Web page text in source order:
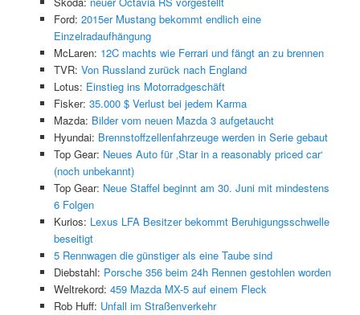
Ford: 2015er Mustang bekommt endlich eine
Einzelradaufhängung
McLaren: 12C machts wie Ferrari und fängt an zu brennen
TVR: Von Russland zurück nach England
Lotus: Einstieg ins Motorradgeschäft
Fisker: 35.000 $ Verlust bei jedem Karma
Mazda: Bilder vom neuen Mazda 3 aufgetaucht
Hyundai: Brennstoffzellenfahrzeuge werden in Serie gebaut
Top Gear: Neues Auto für ‚Star in a reasonably priced car‘
(noch unbekannt)
Top Gear: Neue Staffel beginnt am 30. Juni mit mindestens
6 Folgen
Kurios: Lexus LFA Besitzer bekommt Beruhigungsschwelle
beseitigt
5 Rennwagen die günstiger als eine Taube sind
Diebstahl: Porsche 356 beim 24h Rennen gestohlen worden
Weltrekord: 459 Mazda MX-5 auf einem Fleck
Rob Huff: Unfall im Straßenverkehr